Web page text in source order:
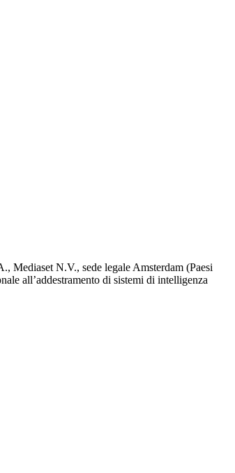
N.V., sede legale Amsterdam (Paesi
all’addestramento di sistemi di intelligenza